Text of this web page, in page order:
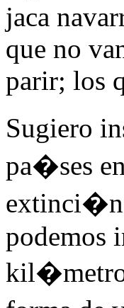
jaca
que no
parir; los
Sugiero
pa�ses
extinci�n.
podemos